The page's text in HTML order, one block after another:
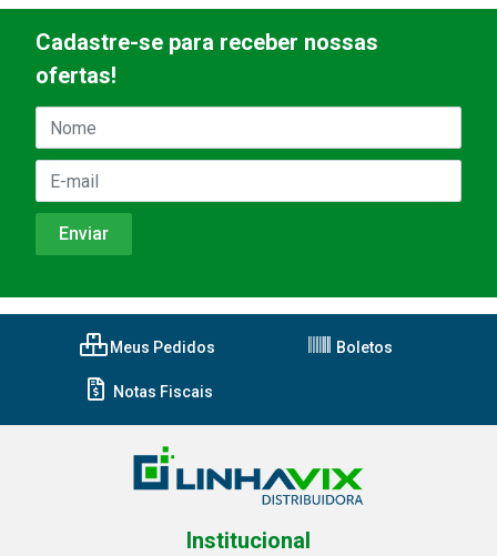
Cadastre-se para receber nossas
ofertas!
Meus Pedidos Boletos
Notas Fiscais
Institucional